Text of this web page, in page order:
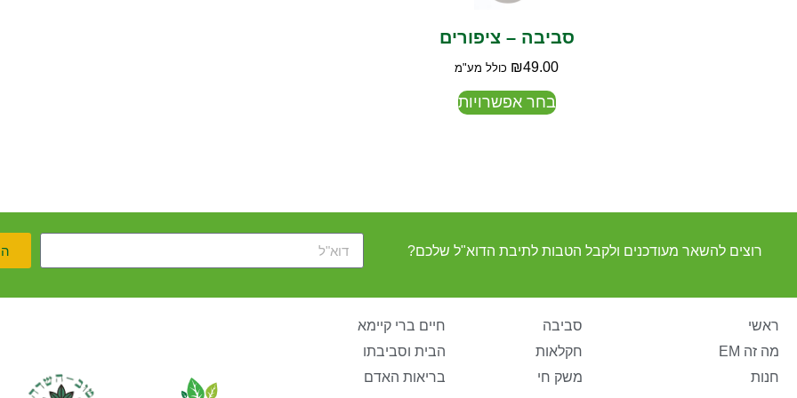
סביבה – ציפורים
₪49.00 כולל מע"מ
בחר אפשרויות
רוצים להשאר מעודכנים ולקבל הטבות לתיבת הדוא"ל שלכם?
ראשי
מה זה EM
חנות
סביבה
חקלאות
משק חי
חיים ברי קיימא
הבית וסביבתו
בריאות האדם